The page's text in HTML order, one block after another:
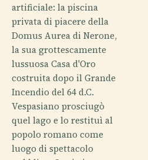
artificiale: la piscina
privata di piacere della
Domus Aurea di Nerone,
la sua grottescamente
lussuosa Casa d'Oro
costruita dopo il Grande
Incendio del 64 d.C.
Vespasiano prosciugò
quel lago e lo restituì al
popolo romano come
luogo di spettacolo